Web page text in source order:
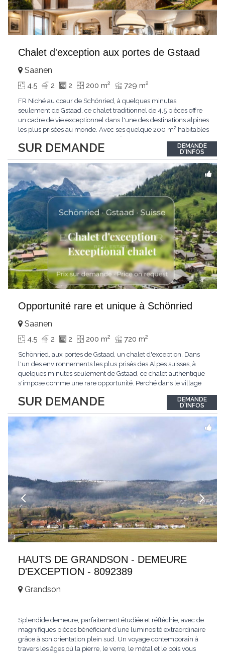
Chalet d'exception aux portes de Gstaad
SUR DEMANDE
Saanen
4.5 2 2 200 m2 729 m2
FR Niché au cœur de Schönried, à quelques minutes
seulement de Gstaad, ce chalet traditionnel de 4,5 pièces offre
un cadre de vie exceptionnel dans l'une des destinations alpines
les plus prisées au monde. Avec ses quelque 200 m² habitables
situation dominante offrant une vue dégagée sur le village de
Gstaad et les sommets...
DEMANDE
D'INFOS
Opportunité rare et unique à Schönried
SUR DEMANDE
Saanen
4.5 2 2 200 m2 720 m2
Schönried, aux portes de Gstaad, un chalet d'exception. Dans
l'un des environnements les plus prisés des Alpes suisses, à
quelques minutes seulement de Gstaad, ce chalet authentique
s'impose comme une rare opportunité. Perché dans le village
station et les sommets qui l'encadrent, un spectacle qui change
au fil des saisons. Avec...
DEMANDE
D'INFOS
HAUTS DE GRANDSON - DEMEURE
D'EXCEPTION - 8092389
Grandson
Splendide demeure, parfaitement étudiée et réfléchie, avec de
magnifiques pièces bénéficiant d’une luminosité extraordinaire
grâce à son orientation plein sud. Un voyage contemporain à
travers les âges où la pierre, le verre, le métal et le bois vous